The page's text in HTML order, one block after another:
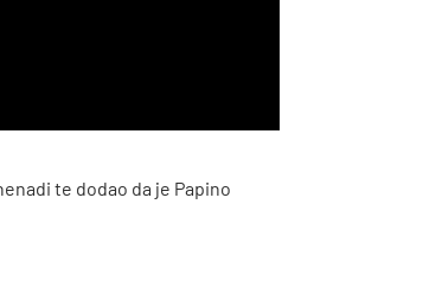
te dodao da je Papino